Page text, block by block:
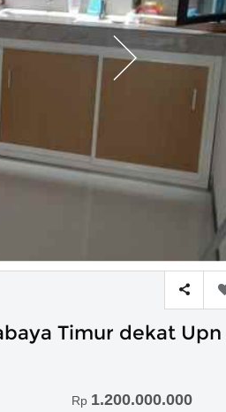
Timur dekat Upn
Rp 1.200.000.000